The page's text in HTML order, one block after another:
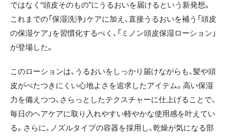
ではなく“頭皮そのもの”にうるおいを届けるという新発想。
これまでの「保湿洗浄」ケアに加え、直接うるおいを補う「頭皮
の保湿ケア」を習慣化するべく、「ミノン頭皮保湿ローション」
が登場した。
このローションは、うるおいをしっかり届けながらも、髪や頭
皮がべたつきにくい心地よさを追求したアイテム。高い保湿
力を備えつつ、さらっとしたテクスチャーに仕上げることで、
毎日のヘアケアに取り入れやすい軽やかな使用感を叶えてい
る。さらに、ノズルタイプの容器を採用し、乾燥が気になる部